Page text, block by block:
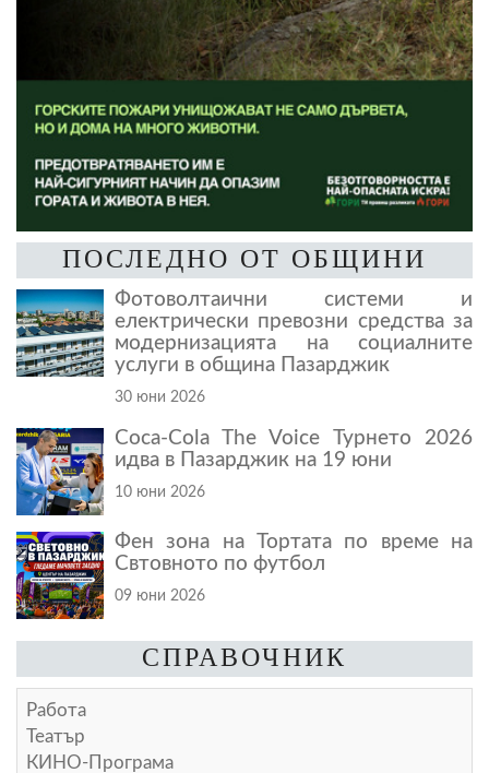
ПОСЛЕДНО ОТ ОБЩИНИ
Фотоволтаични системи и
електрически превозни средства за
модернизацията на социалните
услуги в община Пазарджик
30 юни 2026
Coca-Cola The Voice Турнето 2026
идва в Пазарджик на 19 юни
10 юни 2026
Фен зона на Тортата по време на
Свтовното по футбол
09 юни 2026
СПРАВОЧНИК
Работа
Театър
КИНО-Програма